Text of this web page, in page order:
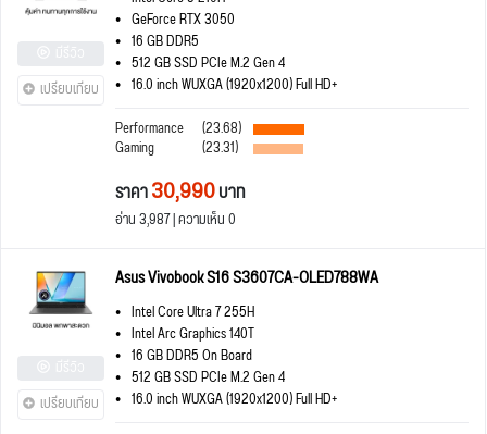
เปรียบเทียบ
GeForce RTX 3050
16 GB DDR5
512 GB SSD PCIe M.2 Gen 4
16.0 inch WUXGA (1920x1200) Full HD+
Performance
(23.68)
Gaming (23.31)
ราคา30,990บาท
อ่าน 3,987 | ความเห็น 0
เปรียบเทียบ
Asus Vivobook S16 S3607CA-OLED788WA
Intel Core Ultra 7 255H
Intel Arc Graphics 140T
16 GB DDR5 On Board
512 GB SSD PCIe M.2 Gen 4
16.0 inch WUXGA (1920x1200) Full HD+